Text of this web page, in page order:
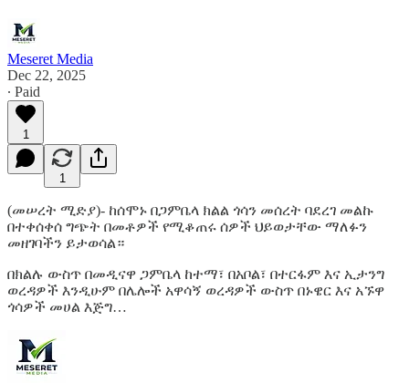
Meseret Media
Dec 22, 2025
∙ Paid
1
1
(መሠረት ሚድያ)- ከሰሞኑ በጋምቤላ ክልል ጎሳን መሰረት ባደረገ መልኩ
በተቀሰቀሰ ግጭት በመቶዎች የሚቆጠሩ ሰዎች ህይወታቸው ማለፉን
መዘገባችን ይታወሳል።
በክልሉ ውስጥ በመዲናዋ ጋምቤላ ከተማ፣ በአቦል፣ በተርፋም እና ኢታንግ
ወረዳዎች እንዲሁም በሌሎች አዋሳኝ ወረዳዎች ውስጥ በኑዌር እና አኙዋ
ጎሳዎች መሀል እጅግ…